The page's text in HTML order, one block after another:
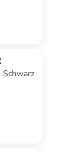
Schwarz